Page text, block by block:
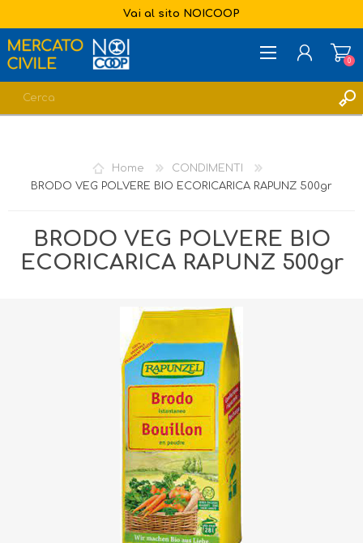
Vai al sito NOICOOP
LISTA DEI DESIDERI
0
Home
CONDIMENTI
BRODO VEG POLVERE BIO ECORICARICA RAPUNZ 500gr
BRODO VEG POLVERE BIO
ECORICARICA RAPUNZ 500gr